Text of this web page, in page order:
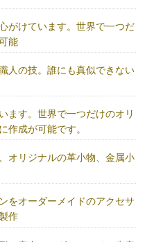
がけています。世界で一つだ
能
人の技。誰にも真似できない
ます。世界で一つだけのオリ
作成が可能です。
オリジナルの革小物、金属小
をオーダーメイドのアクセサ
作